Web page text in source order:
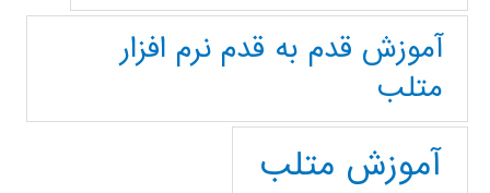
آموزش قدم به قدم نرم افزار
متلب
آموزش متلب